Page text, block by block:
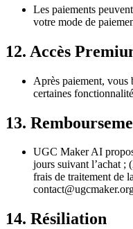
Les paiements
votre mode de
12. Accès
Après paiement, vous
certaines
13.
UGC Maker AI
jours suivant l’achat ;
frais de traitement de
14. Résiliation